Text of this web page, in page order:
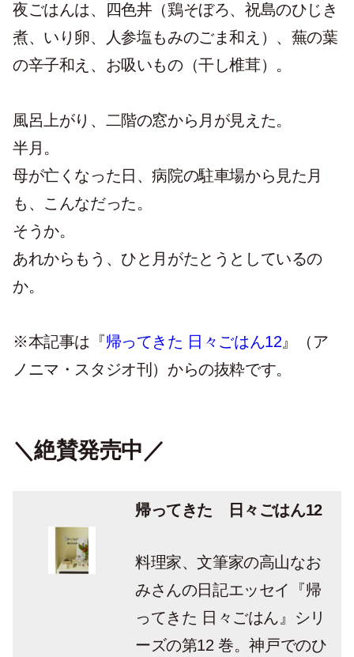
夜ごはんは、四色丼（鶏そぼろ、祝島のひじき
煮、いり卵、人参塩もみのごま和え）、蕪の葉
の辛子和え、お吸いもの（干し椎茸）。
風呂上がり、二階の窓から月が見えた。
半月。
母が亡くなった日、病院の駐車場から見た月
も、こんなだった。
そうか。
あれからもう、ひと月がたとうとしているの
か。
※本記事は『帰ってきた 日々ごはん12 』（ア
ノニマ・スタジオ刊）からの抜粋です。
＼絶賛発売中／
帰ってきた 日々ごはん12
料理家、文筆家の高山なお
みさんの日記エッセイ『帰
ってきた 日々ごはん』シリ
ーズの第12 巻。神戸でのひ